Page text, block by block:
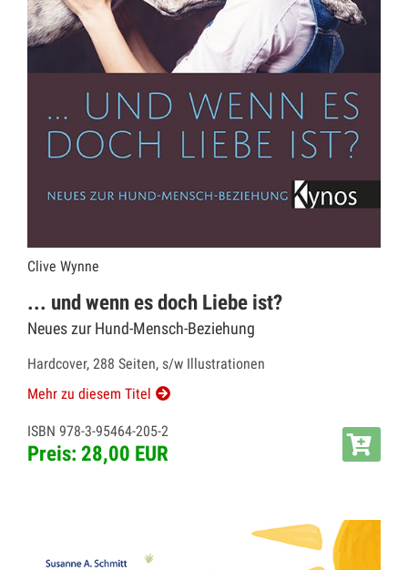
Clive Wynne
... und wenn es doch Liebe ist?
Neues zur Hund-Mensch-Beziehung
Hardcover, 288 Seiten, s/w Illustrationen
Mehr zu diesem Titel
ISBN 978-3-95464-205-2
Preis: 28,00 EUR